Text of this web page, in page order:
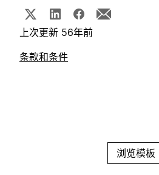
上次更新 56年前
条款和条件
浏览模板